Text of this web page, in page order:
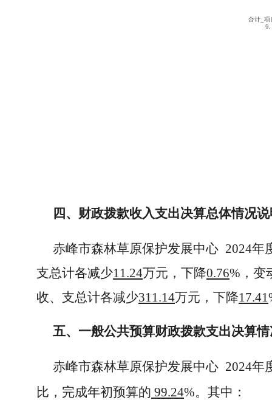
四、财政拨款收入支出决算总体情况
赤峰市森林草原保护发展中心 2024年
支总计各减少11.24万元，下降0.76%，变
收、支总计各减少311.14万元，下降17.41
五、一般公共预算财政拨款支出决算
赤峰市森林草原保护发展中心 2024年
比，完成年初预算的 99.24%。其中：